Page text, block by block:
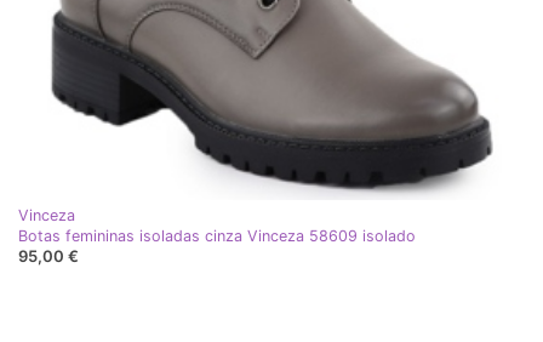
Vinceza
Botas femininas isoladas cinza Vinceza 58609 isolado
95,00 €